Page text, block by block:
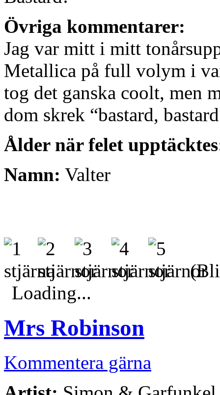
Övriga kommentarer:
Jag var mitt i mitt
Metallica på full volym i
tog det ganska coolt, men
dom skrek “bastard,
Ålder när felet
Namn: Valter
(Bli
Loading...
Mrs Robinson
Kommentera gärna